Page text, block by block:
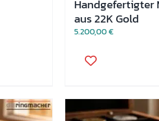
Handgefertigter
aus 22K Gold
5.200,00€
Produkt
Die